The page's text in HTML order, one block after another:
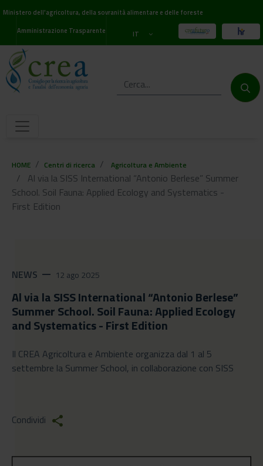
Ministero dell'agricoltura, della sovranità alimentare e delle foreste
Amministrazione Trasparente
IT
HOME Centri di ricerca Agricoltura e Ambiente
Al via la SISS International “Antonio Berlese” Summer
School. Soil Fauna: Applied Ecology and Systematics -
First Edition
NEWS remove 12 ago 2025
Al via la SISS International “Antonio Berlese”
Summer School. Soil Fauna: Applied Ecology
and Systematics - First Edition
Il CREA Agricoltura e Ambiente organizza dal 1 al 5
settembre la Summer School, in collaborazione con SISS
Condividi share